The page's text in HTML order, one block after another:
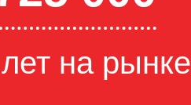
на рынке